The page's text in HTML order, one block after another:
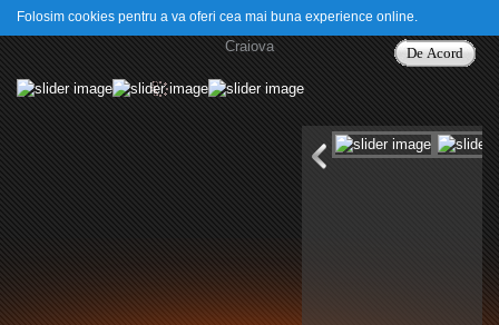
Folosim cookies pentru a va oferi cea mai buna experience online.
De Acord